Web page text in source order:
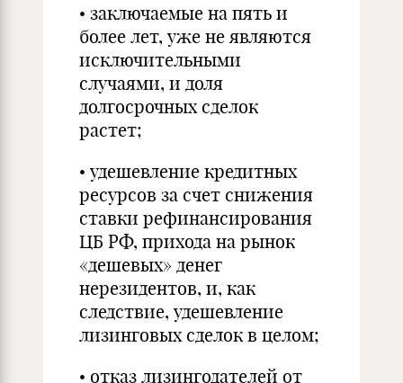
• заключаемые на пять и
более лет, уже не являются
исключительными
случаями, и доля
долгосрочных сделок
растет;
• удешевление кредитных
ресурсов за счет снижения
ставки рефинансирования
ЦБ РФ, прихода на рынок
«дешевых» денег
нерезидентов, и, как
следствие, удешевление
лизинговых сделок в целом;
• отказ лизингодателей от